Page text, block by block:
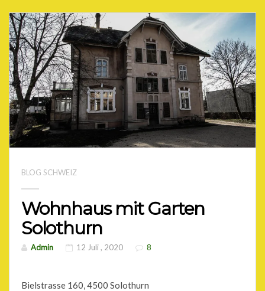
BLOG SCHWEIZ
Wohnhaus mit Garten
Solothurn
Admin 12 Juli , 2020 8
Bielstrasse 160, 4500 Solothurn